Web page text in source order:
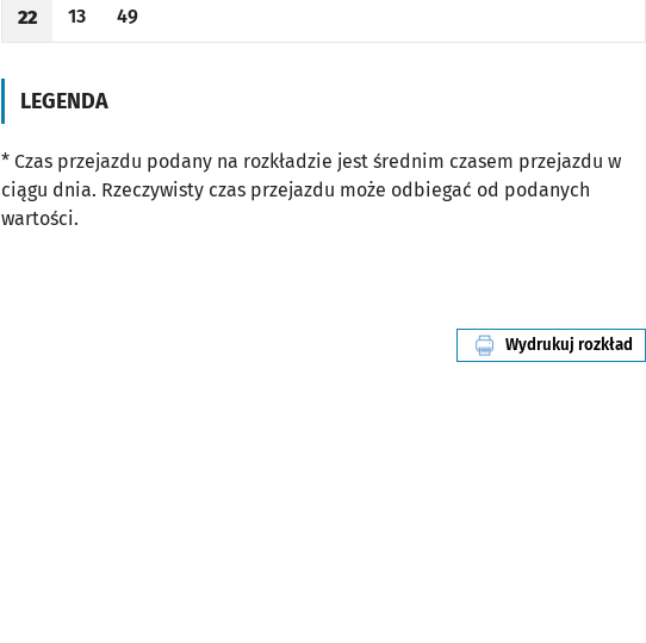
Godzina odjazdu
22
Odjazd
13
minut po godzinie 22
Odjazd
49
minut po godzinie 22
LEGENDA
* Czas przejazdu podany na rozkładzie jest średnim czasem przejazdu w
ciągu dnia. Rzeczywisty czas przejazdu może odbiegać od podanych
wartości.
Wydrukuj rozkład
linii nr 100